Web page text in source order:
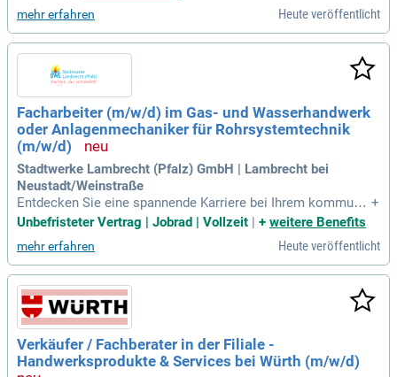
Arbeitsweise; Bereitschaft
mehr erfahren Heute veröffentlicht
Facharbeiter (m/w/d) im Gas- und Wasserhandwerk
oder Anlagenmechaniker für Rohrsystemtechnik
(m/w/d)
Stadtwerke Lambrecht (Pfalz) GmbH | Lambrecht bei
Neustadt/Weinstraße
Entdecken Sie eine spannende Karriere bei Ihrem kommunal
en Stadtwerk in Lambrecht (Pfalz)! Wir versorgen unsere Ku
sser. Werden Sie Teil unseres engagierten Teams und übern
ehmen Sie Aufgaben wie die Montage von Gas- und Wasser
zählern sowie die Wartung von Versorgungsanlagen. Wir su
chen motivierte Mitarbeitende mit einer abgeschlossenen A
usbildung im Bereich Gas/Wasser und Führerschein Klasse
B. Profitieren Sie von einem unbefristeten und zukunftssich
eren Anstellungsverhältnis in einem regional bedeutenden U
nternehmen. Bewerben Sie sich jetzt und gestalten Sie die E
+
Unbefristeter Vertrag | Jobrad | Vollzeit
+ weitere Benefits
mehr erfahren Heute veröffentlicht
Verkäufer / Fachberater in der Filiale -
Handwerksprodukte & Services bei Würth (m/w/d)